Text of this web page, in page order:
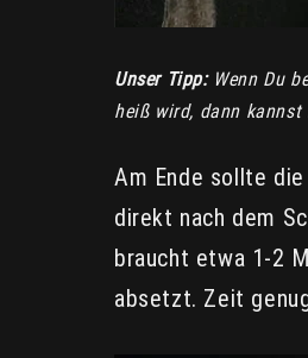
Unser Tipp:Wenn Du
heiß wird, dann
Am Ende sollte
direkt nach dem
braucht etwa 1-2
absetzt. Zeit